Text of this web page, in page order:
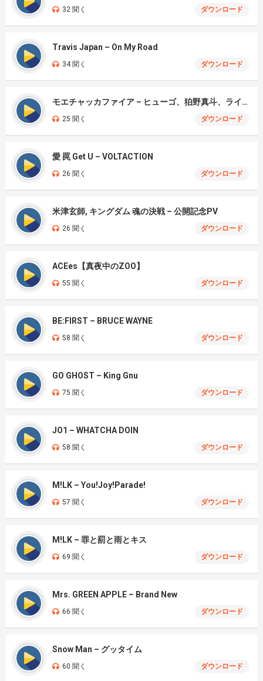
32 聞く ダウンロード
Travis Japan – On My Road
34 聞く ダウンロード
モエチャッカファイア – ヒューゴ、狛野真斗、ライト、セヴェリアン (Cover )
25 聞く ダウンロード
愛 罠 Get U – VOLTACTION
26 聞く ダウンロード
米津玄師, キングダム 魂の決戦 – 公開記念PV
26 聞く ダウンロード
ACEes【真夜中のZOO】
55 聞く ダウンロード
BE:FIRST – BRUCE WAYNE
58 聞く ダウンロード
GO GHOST – King Gnu
75 聞く ダウンロード
JO1 – WHATCHA DOIN
58 聞く ダウンロード
M!LK – You!Joy!Parade!
57 聞く ダウンロード
M!LK – 罪と罰と雨とキス
69 聞く ダウンロード
Mrs. GREEN APPLE – Brand New
66 聞く ダウンロード
Snow Man – グッタイム
60 聞く ダウンロード